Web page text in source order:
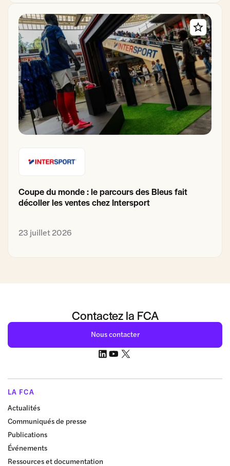
Coupe du monde : le parcours des Bleus fait
décoller les ventes chez Intersport
23 juillet 2026
Contactez la FCA
Nous contacter
LA FCA
Actualités
Communiqués de presse
Publications
Événements
Ressources et documentation